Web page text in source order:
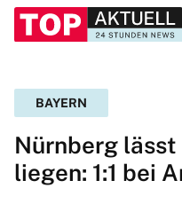
BAYERN
Nürnberg
liegen: 1:1 bei